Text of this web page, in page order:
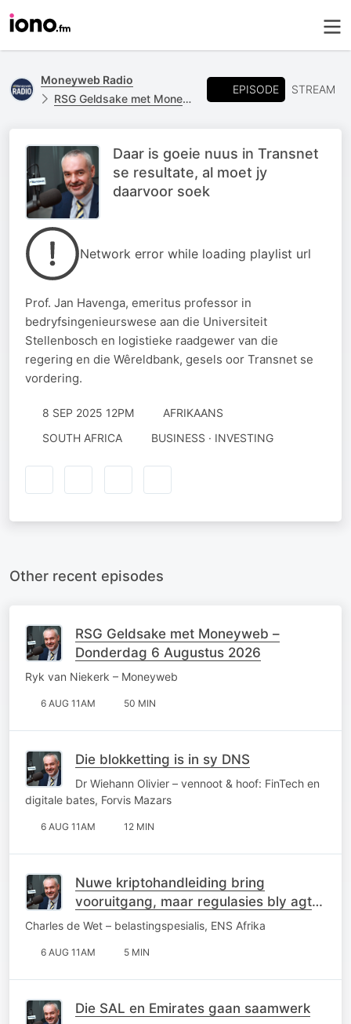
Moneyweb Radio
RSG Geldsake met Moneyweb
EPISODE STREAM
Daar is goeie nuus in Transnet
se resultate, al moet jy
daarvoor soek
Network error while loading playlist url
Prof. Jan Havenga, emeritus professor in
bedryfsingenieurswese aan die Universiteit
Stellenbosch en logistieke raadgewer van die
regering en die Wêreldbank, gesels oor Transnet se
vordering.
8 SEP 2025 12PM
AFRIKAANS
SOUTH AFRICA
BUSINESS · INVESTING
Other recent episodes
RSG Geldsake met Moneyweb –
Donderdag 6 Augustus 2026
Ryk van Niekerk – Moneyweb
6 AUG 11AM 50 MIN
Die blokketting is in sy DNS
Dr Wiehann Olivier – vennoot & hoof: FinTech en
digitale bates, Forvis Mazars
6 AUG 11AM 12 MIN
Nuwe kriptohandleiding bring
vooruitgang, maar regulasies bly agter
die kurwe
Charles de Wet – belastingspesialis, ENS Afrika
6 AUG 11AM 5 MIN
Die SAL en Emirates gaan saamwerk